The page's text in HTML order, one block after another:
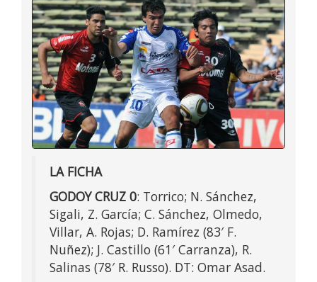
LA FICHA
GODOY CRUZ 0: Torrico; N. Sánchez,
Sigali, Z. García; C. Sánchez, Olmedo,
Villar, A. Rojas; D. Ramírez (83′ F.
Nuñez); J. Castillo (61′ Carranza), R.
Salinas (78′ R. Russo). DT: Omar Asad.